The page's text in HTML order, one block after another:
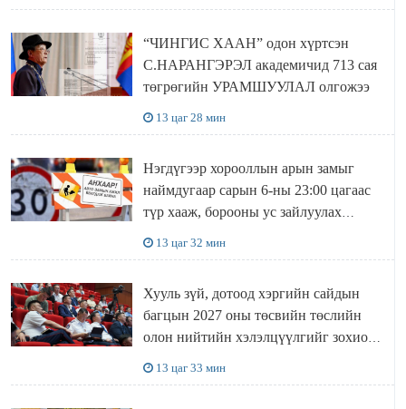
“ЧИНГИС ХААН” одон хүртсэн
С.НАРАНГЭРЭЛ академичид 713 сая
төгрөгийн УРАМШУУЛАЛ олгожээ
13 цаг 28 мин
Нэгдүгээр хорооллын арын замыг
наймдугаар сарын 6-ны 23:00 цагаас
түр хааж, борооны ус зайлуулах
13 цаг 32 мин
Хууль зүй, дотоод хэргийн сайдын
багцын 2027 оны төсвийн төслийн
олон нийтийн хэлэлцүүлгийг зохион
13 цаг 33 мин